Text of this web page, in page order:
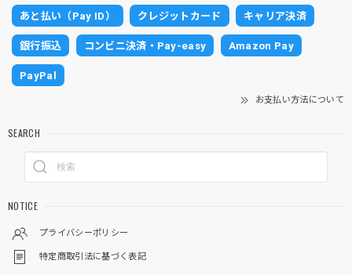
あと払い（Pay ID） クレジットカード キャリア決済
銀行振込 コンビニ決済・Pay-easy Amazon Pay
PayPal
お支払い方法について
SEARCH
NOTICE
プライバシーポリシー
特定商取引法に基づく表記